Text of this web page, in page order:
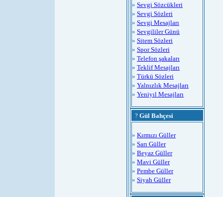
» Sevgi Sözcükleri
» Sevgi Sözleri
» Sevgi Mesajları
» Sevgililer Günü
» Sitem Sözleri
» Spor Sözleri
» Telefon şakaları
» Teklif Mesajları
» Türkü Sözleri
» Yalnızlık Mesajları
» Yeniyıl Mesajları
? Gül Bahçesi
» Kırmızı Güller
» Sarı Güller
» Beyaz Güller
» Mavi Güller
» Pembe Güller
» Siyah Güller